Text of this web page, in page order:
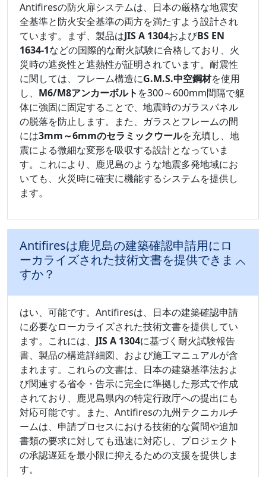
Antifiresの防火扉システムは、日本の厳格な地震安
全基準と防火安全基準の両方を満たすよう設計され
ています。まず、製品はJIS A 1304およびBS EN
1634-1などの国際的な耐火試験に合格しており、火
災時の遮炎性と遮熱性が証明されています。耐震性
に関しては、フレーム構造にG.M.S.中空鋼材を使用
し、 M6/M8アンカーボルト を300～600mm間隔で躯
体に強固に固定することで、地震時のガラスパネル
の脱落を防止します。また、ガラスとフレームの間
には3mm～6mmのセラミックウールを充填し、地
震による微細な変形を吸収する設計となっていま
す。これにより、鹿児島のような地震多発地域にお
いても、火災時に確実に機能するシステムを提供し
ます。
Antifiresは鹿児島の建築確認申請用にロ
ーカライズされた技術文書を提供できま
すか？
はい、可能です。Antifiresは、日本の建築確認申請
に必要なローカライズされた技術文書を提供してい
ます。これには、 JIS A 1304に基づく耐火試験報告
書、製品の構造詳細図、および施工マニュアルが含
まれます。これらの文書は、日本の建築基準法およ
び関連する省令・告示に完全に準拠した形式で作成
されており、鹿児島県内の特定行政庁への提出にも
対応可能です。また、Antifiresの九州テクニカルチ
ームは、申請プロセスにおける技術的な質問や追加
書類の要求に対しても迅速に対応し、プロジェクト
の承認遅延を最小限に抑えるための支援を提供しま
す。